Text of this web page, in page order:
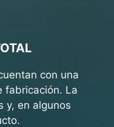
con una
fabricación. La
y, en algunos